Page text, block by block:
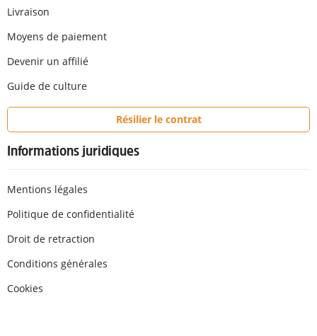
Livraison
Moyens de paiement
Devenir un affilié
Guide de culture
Résilier le contrat
Informations juridiques
Mentions légales
Politique de confidentialité
Droit de retraction
Conditions générales
Cookies